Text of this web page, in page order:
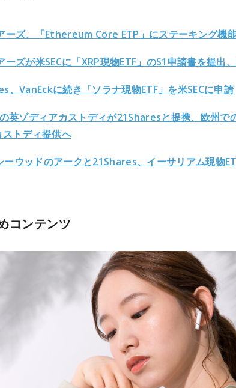
ーズ、「Ethereum Core ETP」にステーキング機
ーズが米SECに「XRP現物ETF」のS1申請書を提出
、VanEckに続き「ソラナ現物ETF」を米SECに申請
英ゾディアカストディが21Sharesと提携、欧州で
ストディ提供へ
ーウッドのアークと21Shares、イーサリアム現物
コンテンツ